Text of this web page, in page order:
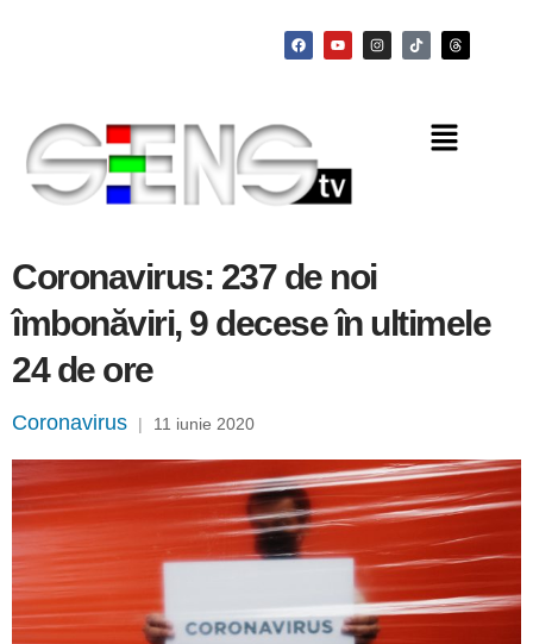
Coronavirus: 237 de noi
îmbonăviri, 9 decese în ultimele
24 de ore
Coronavirus | 11 iunie 2020